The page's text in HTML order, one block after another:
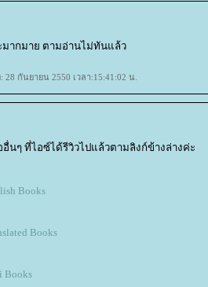
มากมาย ตามอ่านไม่ทันแล้ว
28 กันยายน 2550 เวลา:15:41:02 น.
อื่นๆ ที่ไอซ์ได้รีวิวไปแล้วตามลิงก์ข้างล่างค่ะ
Books
Books
Books